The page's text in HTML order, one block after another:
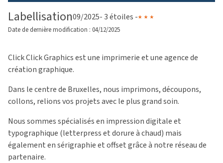
Labellisation09/2025- 3 étoiles -
Date de dernière modification : 04/12/2025
Click Click Graphics est une imprimerie et une agence de
création graphique.
Dans le centre de Bruxelles, nous imprimons, découpons,
collons, relions vos projets avec le plus grand soin.
Nous sommes spécialisés en impression digitale et
typographique (letterpress et dorure à chaud) mais
également en sérigraphie et offset grâce à notre réseau de
partenaire.